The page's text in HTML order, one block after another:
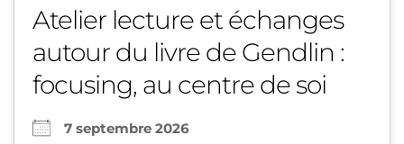
Atelier lecture et échanges
autour du livre de Gendlin :
focusing, au centre de soi
7 septembre 2026